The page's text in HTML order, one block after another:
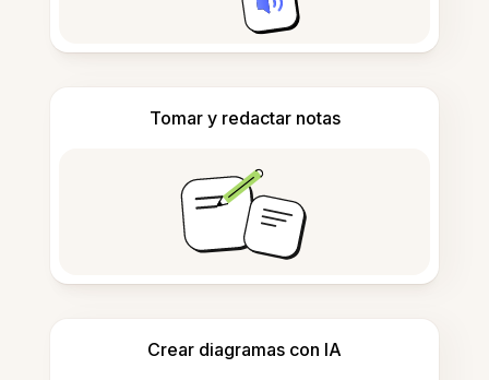
Tomar y redactar notas
Crear diagramas con IA